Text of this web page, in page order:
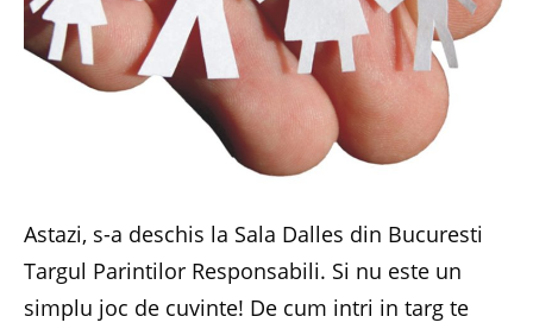
Astazi, s-a deschis la Sala Dalles din Bucuresti
Targul Parintilor Responsabili. Si nu este un
simplu joc de cuvinte! De cum intri in targ te